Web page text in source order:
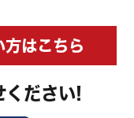
方はこちら
ください!